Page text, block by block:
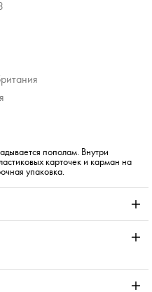
руб.
руб.
пополам. Внутри
карточек и карман на
упаковка.